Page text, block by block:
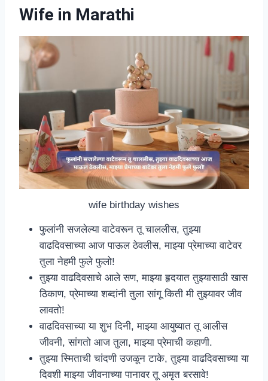
Wife in Marathi
wife birthday wishes
फुलांनी सजलेल्या वाटेवरून तू चाललीस, तुझ्या
वाढदिवसाच्या आज पाऊल ठेवलीस, माझ्या प्रेमाच्या वाटेवर
तुला नेहमी फुले फुलो!
तुझ्या वाढदिवसाचे आले सण, माझ्या हृदयात तुझ्यासाठी खास
ठिकाण, प्रेमाच्या शब्दांनी तुला सांगू किती मी तुझ्यावर जीव
लावतो!
वाढदिवसाच्या या शुभ दिनी, माझ्या आयुष्यात तू आलीस
जीवनी, सांगतो आज तुला, माझ्या प्रेमाची कहाणी.
तुझ्या स्मिताची चांदणी उजळून टाके, तुझ्या वाढदिवसाच्या या
दिवशी माझ्या जीवनाच्या पानावर तू अमृत बरसावे!